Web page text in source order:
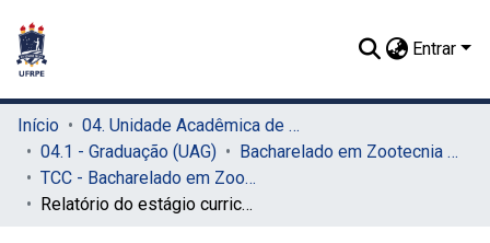
Entrar
Início
04. Unidade Acadêmica de Garanhuns (UAG)
04.1 - Graduação (UAG)
Bacharelado em Zootecnia (UAG)
TCC - Bacharelado em Zootecnia (UAG)
Relatório do estágio curricular supervisionado obrigatório: condução de experimento nutricional com vacas holandesas em lactação no IPA - São Bento do Una, PE